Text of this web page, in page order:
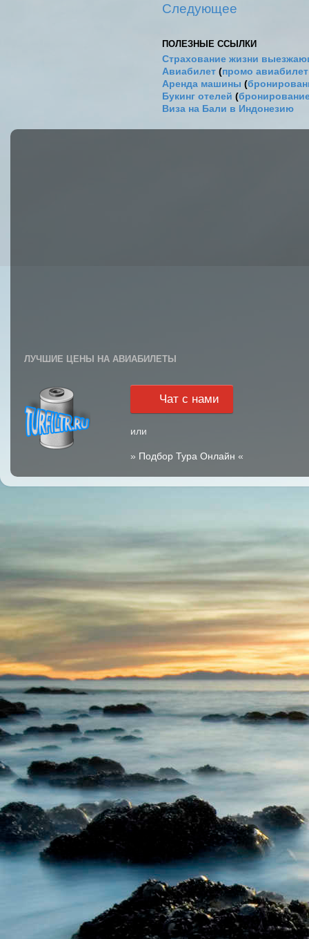
Следующее
ПОЛЕЗНЫЕ ССЫЛКИ
Страхование жизни
Авиабилет (промо
Аренда машины (
Букинг отелей (
Виза на Бали в Индонезию
ЛУЧШИЕ ЦЕНЫ НА АВИАБИЛЕТЫ
Чат с нами
или
» Подбор Тура Онлайн «